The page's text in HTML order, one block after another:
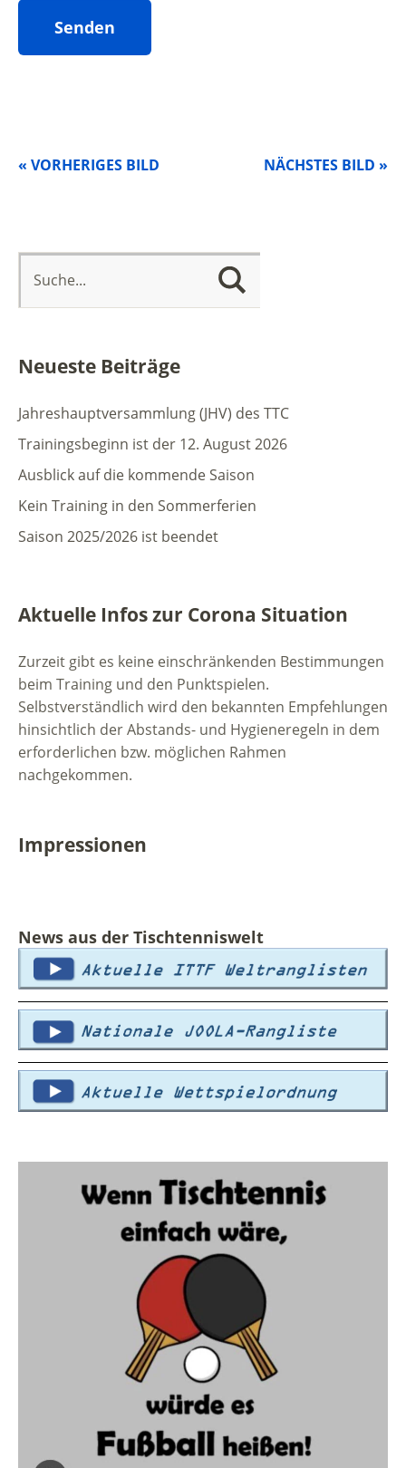
« VORHERIGES BILD NÄCHSTES BILD »
Neueste Beiträge
Jahreshauptversammlung (JHV) des TTC
Trainingsbeginn ist der 12. August 2026
Ausblick auf die kommende Saison
Kein Training in den Sommerferien
Saison 2025/2026 ist beendet
Aktuelle Infos zur Corona Situation
Zurzeit gibt es keine einschränkenden Bestimmungen
beim Training und den Punktspielen.
Selbstverständlich wird den bekannten Empfehlungen
hinsichtlich der Abstands- und Hygieneregeln in dem
erforderlichen bzw. möglichen Rahmen
nachgekommen.
Impressionen
News aus der Tischtenniswelt